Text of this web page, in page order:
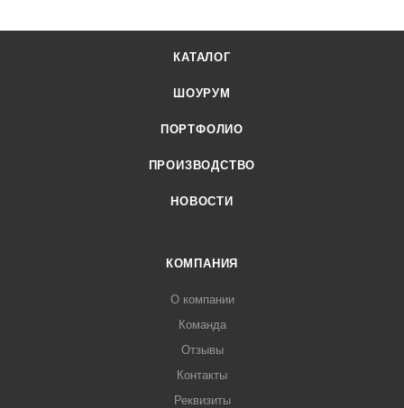
КАТАЛОГ
ШОУРУМ
ПОРТФОЛИО
ПРОИЗВОДСТВО
НОВОСТИ
КОМПАНИЯ
О компании
Команда
Отзывы
Контакты
Реквизиты